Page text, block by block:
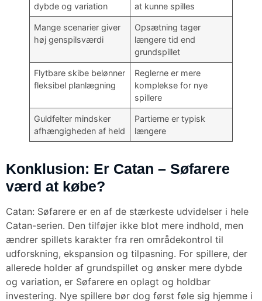
dybde og variation
at kunne spilles
Mange scenarier giver
høj genspilsværdi
Opsætning tager
længere tid end
grundspillet
Flytbare skibe belønner
fleksibel planlægning
Reglerne er mere
komplekse for nye
spillere
Guldfelter mindsker
afhængigheden af held
Partierne er typisk
længere
Konklusion: Er Catan – Søfarere
værd at købe?
Catan: Søfarere er en af de stærkeste udvidelser i hele
Catan-serien. Den tilføjer ikke blot mere indhold, men
ændrer spillets karakter fra ren områdekontrol til
udforskning, ekspansion og tilpasning. For spillere, der
allerede holder af grundspillet og ønsker mere dybde
og variation, er Søfarere en oplagt og holdbar
investering. Nye spillere bør dog først føle sig hjemme i